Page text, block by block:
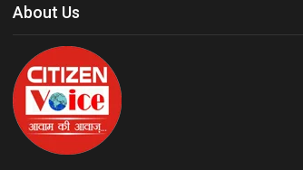
About Us